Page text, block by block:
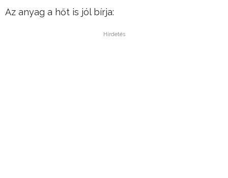
Az anyag a hőt is jól bírja:
Hirdetés